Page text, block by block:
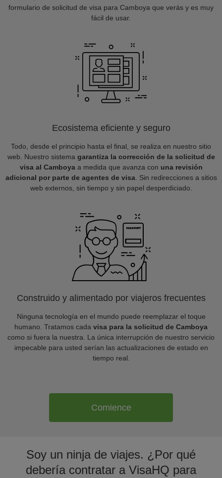
formulario de solicitud de visa para Camboya que verás y es muy
fácil de usar.
Ecosistema eficiente y seguro
Todo, desde el principio hasta el final, se realiza en nuestro sitio
web. Nuestro sistema garantiza la corrección de la solicitud de
visa al Camboyaa medida que avanza con una revisión
adicional por parte de agentes de visa. Sin redirecciones a sitios
web externos, sin tiempo y sin papel desperdiciado.
Construido y alimentado por viajeros frecuentes
Ninguna tecnología en el mundo puede reemplazar el toque
humano. Tratamos cada visa para la solicitud de Camboya
como si fuera la nuestra. La única interrupción de nuestro servicio
impecable para usted serían las actualizaciones de estado en
tiempo real.
Comience
Soy un ninja de viajes. ¿Por qué
debería contratar a VisaHQ para